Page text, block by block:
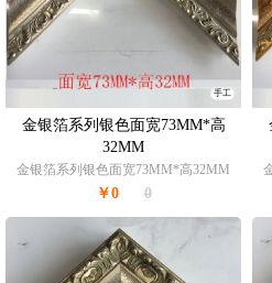
手工
金银箔系列银色面宽73MM*高
32MM
金银箔系列银色面宽73MM*高32MM
￥0 0